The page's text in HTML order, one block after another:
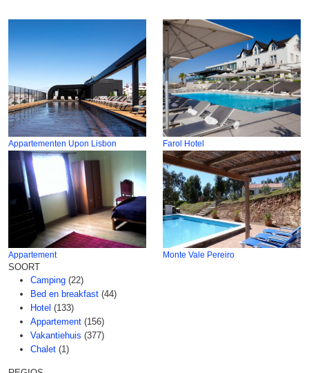
Appartementen Upon Lisbon Farol Hotel
Appartement Monte Vale Pereiro
SOORT
Camping (22)
Bed en breakfast (44)
Hotel (133)
Appartement (156)
Vakantiehuis (377)
Chalet (1)